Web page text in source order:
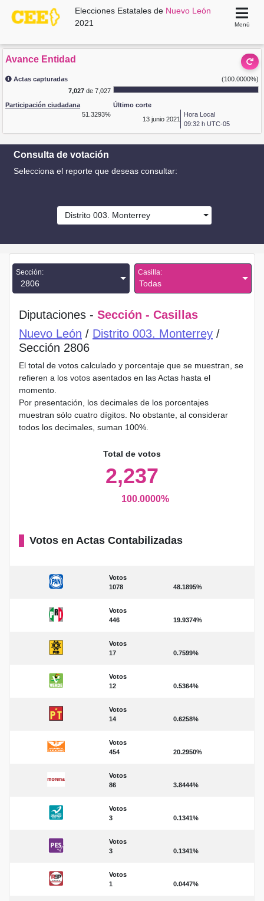
Elecciones Estatales de Nuevo León
2021
Menú
Avance Entidad
Actas capturadas
(100.0000%)
7,027de 7,027
Participación ciudadana
51.3293%
Último corte
13 junio 2021
Hora Local
09:32 h UTC-05
Consulta de votación
Selecciona el reporte que deseas consultar:
Distrito 003. Monterrey
Sección:
2806
Casilla:
Todas
Diputaciones - Sección - Casillas
Nuevo León / Distrito 003. Monterrey /
Sección 2806
El total de votos calculado y porcentaje que se muestran, se
refieren a los votos asentados en las Actas hasta el
momento.
Por presentación, los decimales de los porcentajes
muestran sólo cuatro dígitos. No obstante, al considerar
todos los decimales, suman 100%.
Total de votos
2,237
100.0000%
Votos en Actas Contabilizadas
Votos
1078
48.1895%
Votos
446
19.9374%
Votos
17
0.7599%
Votos
12
0.5364%
Votos
14
0.6258%
Votos
454
20.2950%
Votos
86
3.8444%
Votos
3
0.1341%
Votos
3
0.1341%
Votos
1
0.0447%